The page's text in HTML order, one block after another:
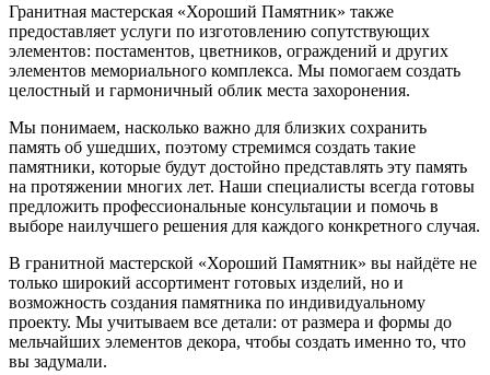
Гранитная мастерская «Хороший Памятник» также
предоставляет услуги по изготовлению сопутствующих
элементов: постаментов, цветников, ограждений и других
элементов мемориального комплекса. Мы помогаем создать
целостный и гармоничный облик места захоронения.
Мы понимаем, насколько важно для близких сохранить
память об ушедших, поэтому стремимся создать такие
памятники, которые будут достойно представлять эту память
на протяжении многих лет. Наши специалисты всегда готовы
предложить профессиональные консультации и помочь в
выборе наилучшего решения для каждого конкретного случая.
В гранитной мастерской «Хороший Памятник» вы найдёте не
только широкий ассортимент готовых изделий, но и
возможность создания памятника по индивидуальному
проекту. Мы учитываем все детали: от размера и формы до
мельчайших элементов декора, чтобы создать именно то, что
вы задумали.